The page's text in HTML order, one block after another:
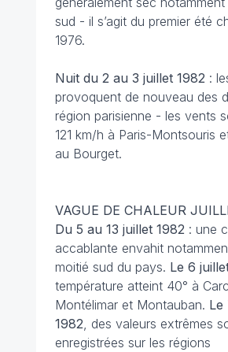
sud - il s’agit du premier été
1976.
Nuit du 2 au 3 juillet 1982 :
provoquent de nouveau des
région parisienne - les vents
121 km/h à Paris-Montsouris
au Bourget.
VAGUE DE CHALEUR
Du 5 au 13 juillet 1982 : une
accablante envahit
moitié sud du pays. Le 6
température atteint 40° à
Montélimar et Montauban. Le
1982 , des valeurs extrêmes
enregistrées sur les régions